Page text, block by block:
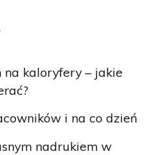
na kaloryfery – jakie
i na co dzień
nadrukiem w